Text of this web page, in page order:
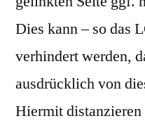
Dies kann – so das
verhindert werden,
ausdrücklich von
Hiermit